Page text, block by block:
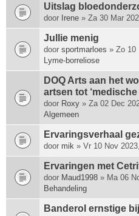
Uitslag
door Irene » Za 30 Mar
Jullie menig
door sportmarloes » Zo 10
Lyme-borreliose
DOQ Arts aan het
artsen tot
door Roxy » Za 02 Dec
Algemeen
Ervaringsverhaal
door mik » Vr 10 Nov
Ervaringen met
door Maud1998 » Ma 06
Behandeling
Banderol ernstige